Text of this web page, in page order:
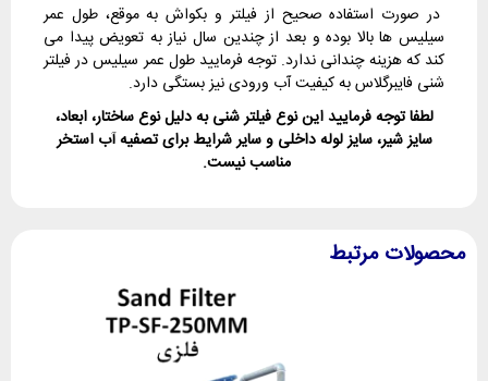
در صورت استفاده صحیح از فیلتر و بکواش به موقع، طول عمر
سیلیس ها بالا بوده و بعد از چندین سال نیاز به تعویض پیدا می
کند که هزینه چندانی ندارد. توجه فرمایید طول عمر سیلیس در فیلتر
شنی فایبرگلاس به کیفیت آب ورودی نیز بستگی دارد.
لطفا توجه فرمایید این نوع فیلتر شنی به دلیل نوع ساختار، ابعاد،
سایز شیر، سایز لوله داخلی و سایر شرایط برای تصفیه آب استخر
مناسب نیست.
محصولات مرتبط